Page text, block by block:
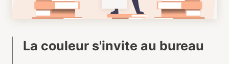
La couleur s'invite au bureau